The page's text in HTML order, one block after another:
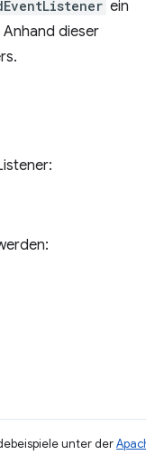
ein
dieser
unter der